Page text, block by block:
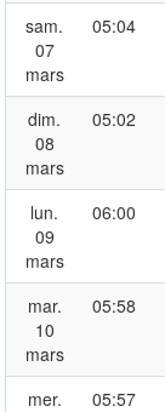
sam.
07
mars
05:04
dim.
08
mars
05:02
lun.
09
mars
06:00
mar.
10
mars
05:58
mer.
05:57